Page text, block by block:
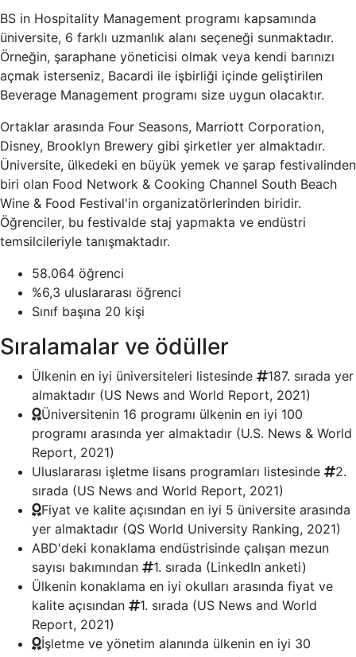
BS in Hospitality Management programı kapsamında
üniversite, 6 farklı uzmanlık alanı seçeneği sunmaktadır.
Örneğin, şaraphane yöneticisi olmak veya kendi barınızı
açmak isterseniz, Bacardi ile işbirliği içinde geliştirilen
Beverage Management programı size uygun olacaktır.
Ortaklar arasında Four Seasons, Marriott Corporation,
Disney, Brooklyn Brewery gibi şirketler yer almaktadır.
Üniversite, ülkedeki en büyük yemek ve şarap festivalinden
biri olan Food Network & Cooking Channel South Beach
Wine & Food Festival'in organizatörlerinden biridir.
Öğrenciler, bu festivalde staj yapmakta ve endüstri
temsilcileriyle tanışmaktadır.
58.064 öğrenci
%6,3 uluslararası öğrenci
Sınıf başına 20 kişi
Sıralamalar ve ödüller
Ülkenin en iyi üniversiteleri listesinde 187. sırada yer
almaktadır (US News and World Report, 2021)
Üniversitenin 16 programı ülkenin en iyi 100
programı arasında yer almaktadır (U.S. News & World
Report, 2021)
Uluslararası işletme lisans programları listesinde
2.
sırada (US News and World Report, 2021)
Fiyat ve kalite açısından en iyi 5 üniversite arasında
yer almaktadır (QS World University Ranking, 2021)
ABD'deki konaklama endüstrisinde çalışan mezun
sayısı bakımından
1. sırada (LinkedIn anketi)
Ülkenin konaklama en iyi okulları arasında fiyat ve
kalite açısından
1. sırada (US News and World
Report, 2021)
İşletme ve yönetim alanında ülkenin en iyi 30